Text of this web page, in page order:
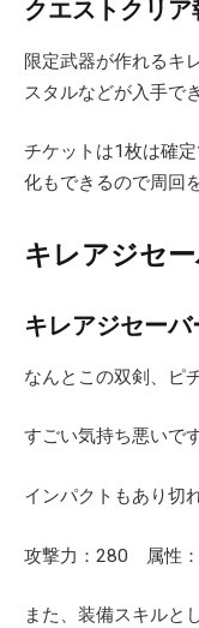
クエストクリア
限定武器が作れるキ
スタルなどが入手で
チケットは1枚は確
化もできるので周回
キレアジセ
キレアジセー
なんとこの双剣、ピ
すごい気持ち悪いで
インパクトもあり切
攻撃力：280 属性
また、装備スキルと